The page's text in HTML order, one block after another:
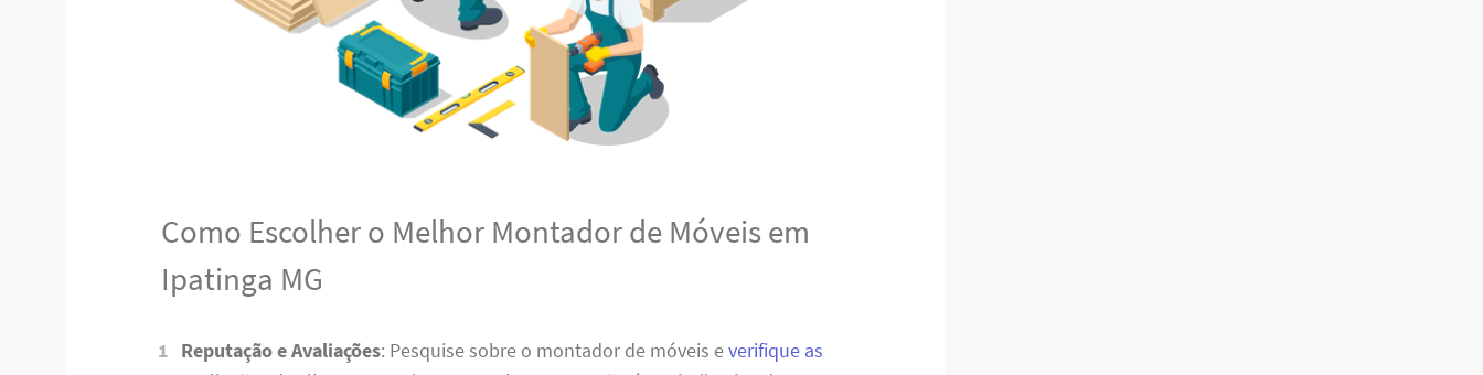
Como Escolher o Melhor Montador de Móveis em
Ipatinga MG
Reputação e Avaliações: Pesquise sobre o montador de móveis everifique as